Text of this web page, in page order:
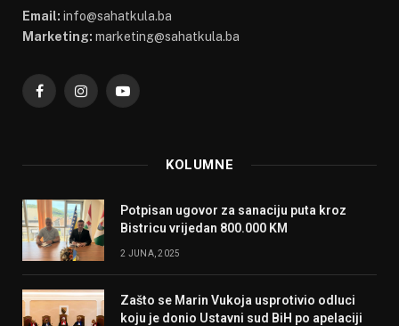
Email: info@sahatkula.ba
Marketing: marketing@sahatkula.ba
FacebookInstagramYouTube
KOLUMNE
Potpisan ugovor za sanaciju puta kroz
Bistricu vrijedan 800.000 KM
2 JUNA, 2025
Zašto se Marin Vukoja usprotivio odluci
koju je donio Ustavni sud BiH po apelaciji